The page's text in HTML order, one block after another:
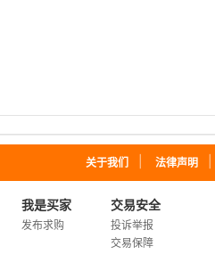
关于我们 法律声明
我是买家
发布求购
交易安全
投诉举报
交易保障